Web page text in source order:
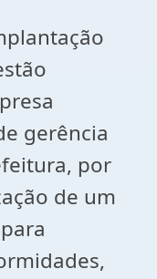
gerência
por
de um